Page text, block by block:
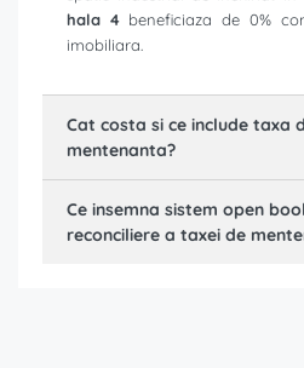
hala 4beneficiaza de 0%
imobiliara.
Cat costa si ce include taxa
mentenanta?
Ce insemna sistem open
reconciliere a taxei de